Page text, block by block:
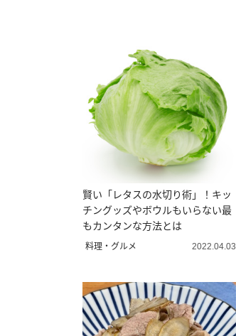
賢い「レタスの水切り術」！キッ
チングッズやボウルもいらない最
もカンタンな方法とは
料理・グルメ 2022.04.03